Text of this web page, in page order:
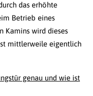
das erhöhte
Betrieb eines
Kamins wird dieses
mittlerweile eigentlich
genau und wie ist